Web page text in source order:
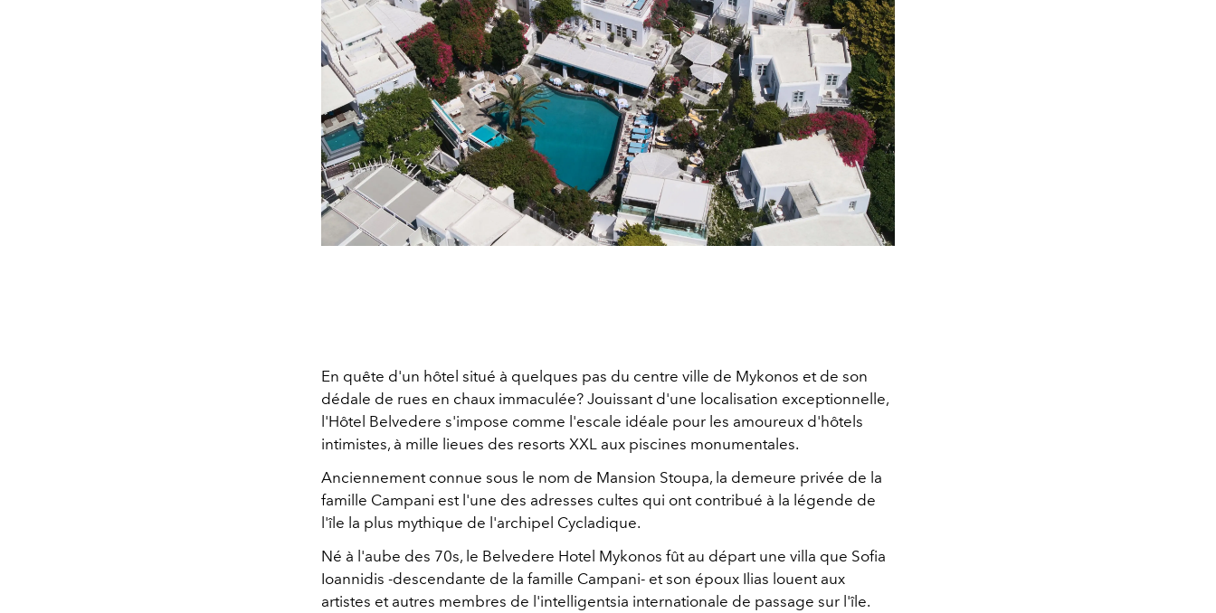
En quête d'un hôtel situé à quelques pas du centre ville de Mykonos et de son
dédale de rues en chaux immaculée? Jouissant d'une localisation exceptionnelle,
l'Hôtel Belvedere s'impose comme l'escale idéale pour les amoureux d'hôtels
intimistes, à mille lieues des resorts XXL aux piscines monumentales.
Anciennement connue sous le nom de Mansion Stoupa, la demeure privée de la
famille Campani est l'une des adresses cultes qui ont contribué à la légende de
l'île la plus mythique de l'archipel Cycladique.
Né à l'aube des 70s, le Belvedere Hotel Mykonos fût au départ une villa que Sofia
Ioannidis -descendante de la famille Campani- et son époux Ilias louent aux
artistes et autres membres de l'intelligentsia internationale de passage sur l'île.